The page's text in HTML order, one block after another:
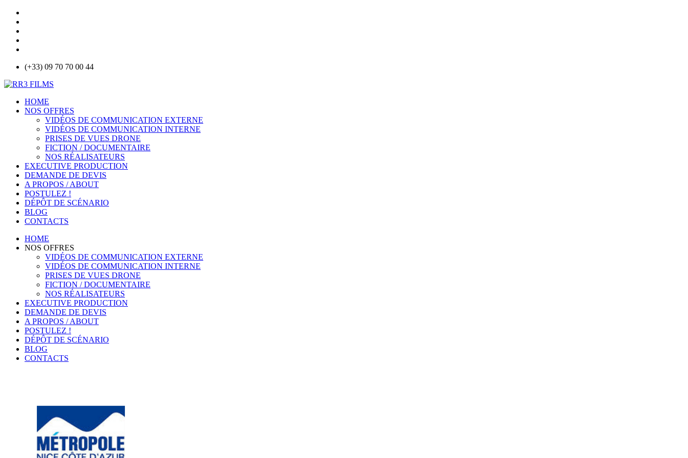
(+33) 09 70 70 00 44
HOME
NOS OFFRES
VIDÉOS DE COMMUNICATION EXTERNE
VIDÉOS DE COMMUNICATION INTERNE
PRISES DE VUES DRONE
FICTION / DOCUMENTAIRE
NOS RÉALISATEURS
EXECUTIVE PRODUCTION
DEMANDE DE DEVIS
A PROPOS / ABOUT
POSTULEZ !
DÉPÔT DE SCÉNARIO
BLOG
CONTACTS
HOME
NOS OFFRES
VIDÉOS DE COMMUNICATION EXTERNE
VIDÉOS DE COMMUNICATION INTERNE
PRISES DE VUES DRONE
FICTION / DOCUMENTAIRE
NOS RÉALISATEURS
EXECUTIVE PRODUCTION
DEMANDE DE DEVIS
A PROPOS / ABOUT
POSTULEZ !
DÉPÔT DE SCÉNARIO
BLOG
CONTACTS